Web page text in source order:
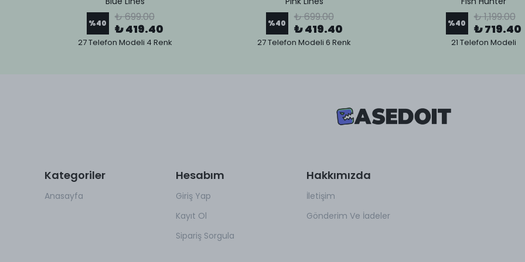
%40 ₺ 699.00
₺ 419.40
27 Telefon Modeli 4 Renk
%40 ₺ 699.00
₺ 419.40
27 Telefon Modeli 6 Renk
%40 ₺ 1,199.00
₺ 719.40
21 Telefon Modeli
Kategoriler
Anasayfa
Hesabım
Giriş Yap
Kayıt Ol
Sipariş Sorgula
Hakkımızda
İletişim
Gönderim Ve İadeler